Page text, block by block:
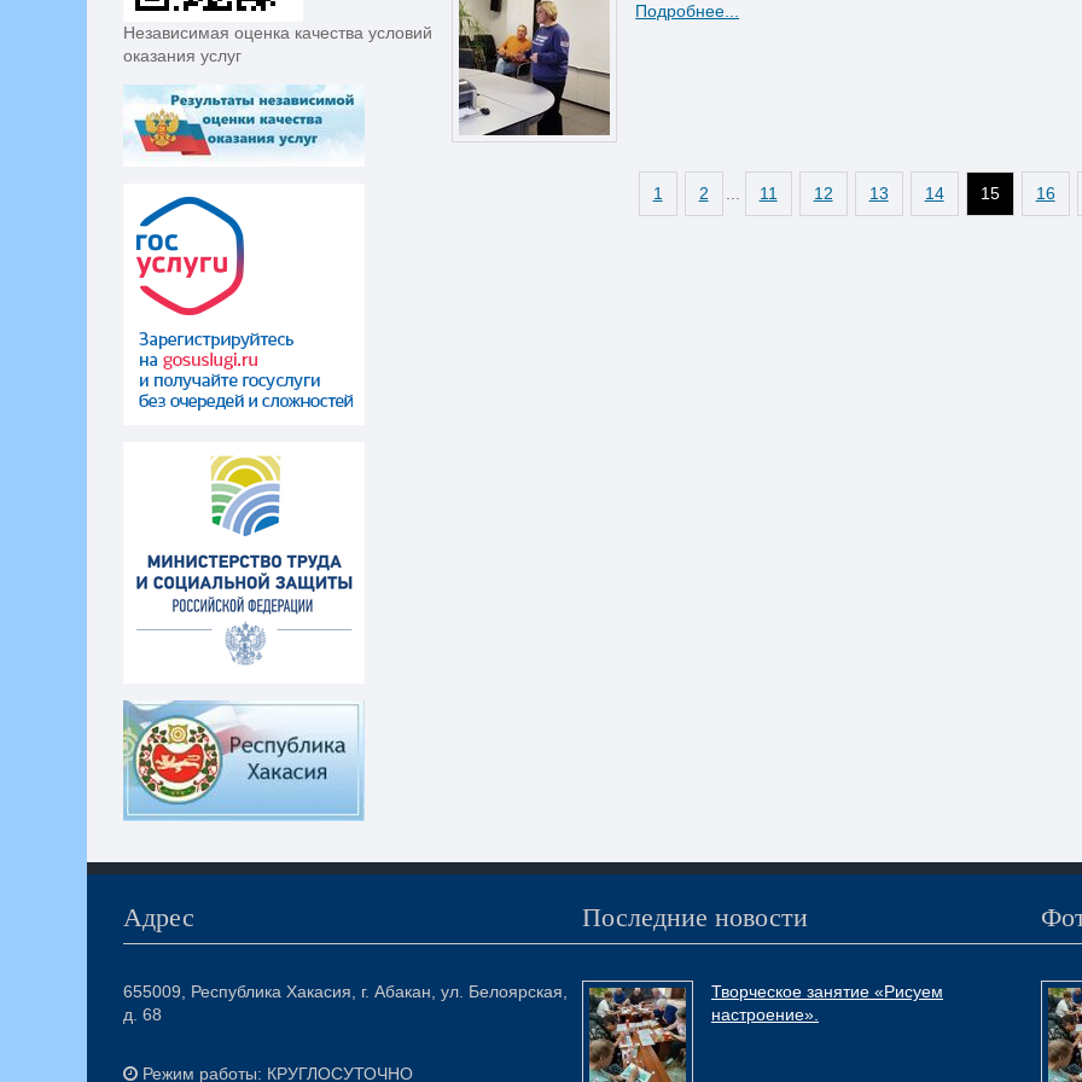
Независимая оценка качества условий
оказания услуг
Подробнее...
1 2 11 12 13 14 15 16
Адрес
655009, Республика Хакасия, г. Абакан, ул. Белоярская,
д. 68
Режим работы: КРУГЛОСУТОЧНО
Последние новости
Творческое занятие «Рисуем
настроение».